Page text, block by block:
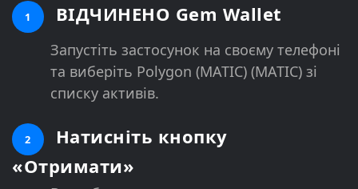
1 ВІДЧИНЕНО Gem Wallet
Запустіть застосунок на своєму телефоні
та виберіть Polygon (MATIC) (MATIC) зі
списку активів.
2
Натисніть кнопку
«Отримати»